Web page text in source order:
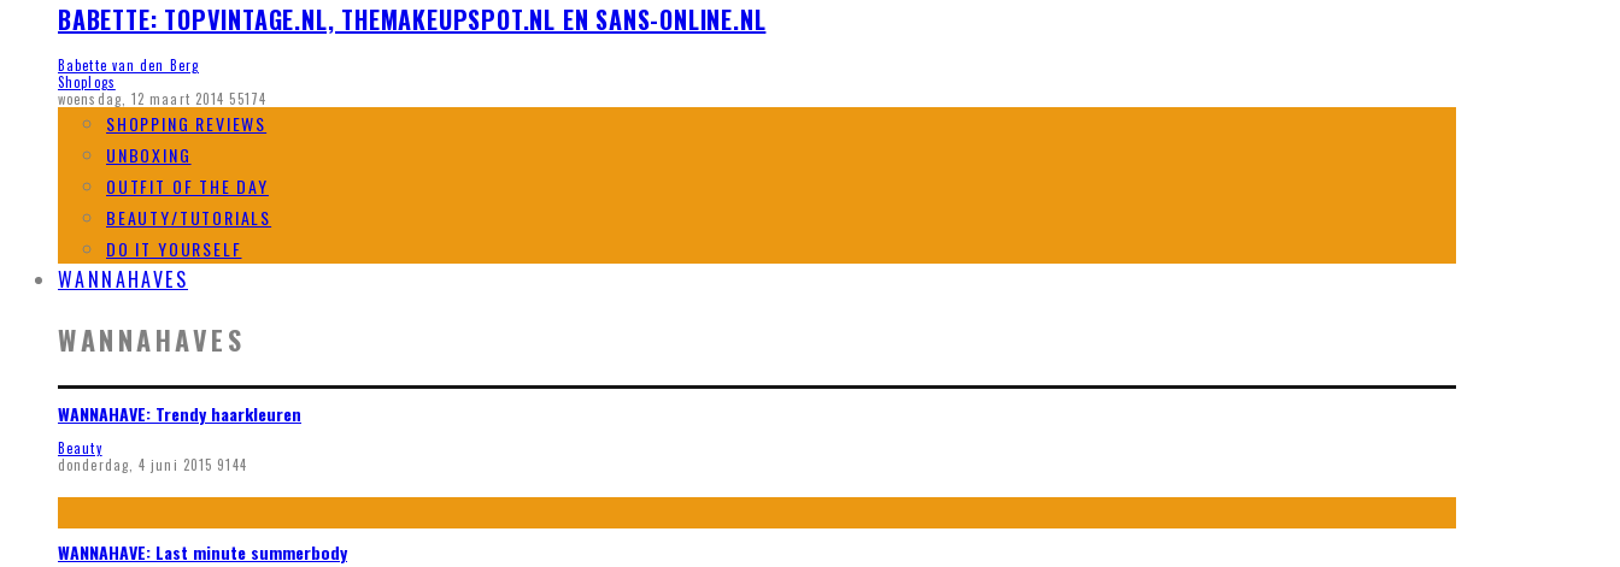
BABETTE: TOPVINTAGE.NL, THEMAKEUPSPOT.NL EN SANS-ONLINE.NL
Babette van den Berg
Shoplogs
woensdag, 12 maart 2014 55174
SHOPPING REVIEWS
UNBOXING
OUTFIT OF THE DAY
BEAUTY/TUTORIALS
DO IT YOURSELF
WANNAHAVES
WANNAHAVES
WANNAHAVE: Trendy haarkleuren
Beauty
donderdag, 4 juni 2015 9144
WANNAHAVE: Last minute summerbody